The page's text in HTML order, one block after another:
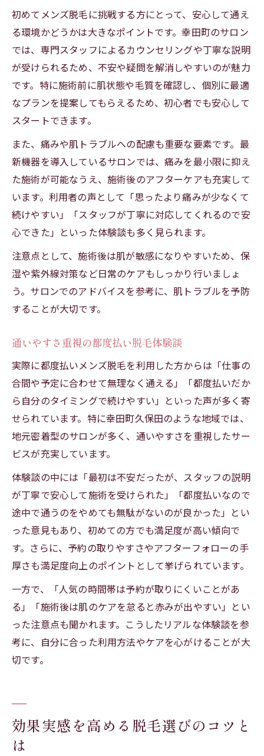
初めてメンズ脱毛に挑戦する方にとって、安心して通え
る環境かどうかは大きなポイントです。幸田町のサロン
では、専門スタッフによるカウンセリングや丁寧な説明
が受けられるため、不安や疑問を解消しやすいのが魅力
です。特に施術前に肌状態や毛質を確認し、個別に最適
なプランを提案してもらえるため、初心者でも安心して
スタートできます。
また、痛みや肌トラブルへの配慮も重要な要素です。最
新機器を導入しているサロンでは、痛みを最小限に抑え
た施術が可能なうえ、施術後のアフターケアも充実して
います。利用者の声として「思ったより痛みが少なくて
続けやすい」「スタッフが丁寧に対応してくれるので安
心できた」といった体験談も多く見られます。
注意点として、施術後は肌が敏感になりやすいため、保
湿や紫外線対策など日常のケアもしっかり行いましょ
う。サロンでのアドバイスを参考に、肌トラブルを予防
することが大切です。
通いやすさ重視の都度払い脱毛体験談
実際に都度払いメンズ脱毛を利用した方からは「仕事の
合間や予定に合わせて無理なく通える」「都度払いだか
ら自分のタイミングで続けやすい」といった声が多く寄
せられています。特に幸田町久保田のような地域では、
地元密着型のサロンが多く、通いやすさを重視したサー
ビスが充実しています。
体験談の中には「最初は不安だったが、スタッフの説明
が丁寧で安心して施術を受けられた」「都度払いなので
途中で通うのをやめても無駄がないのが良かった」とい
った意見もあり、初めての方でも満足度が高い傾向で
す。さらに、予約の取りやすさやアフターフォローの手
厚さも満足度向上のポイントとして挙げられています。
一方で、「人気の時間帯は予約が取りにくいことがあ
る」「施術後は肌のケアを怠ると赤みが出やすい」とい
った注意点も聞かれます。こうしたリアルな体験談を参
考に、自分に合った利用方法やケアを心がけることが大
切です。
効果実感を高める脱毛選びのコツと
は